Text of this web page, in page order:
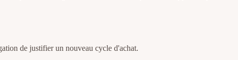
de justifier un nouveau cycle d'achat.